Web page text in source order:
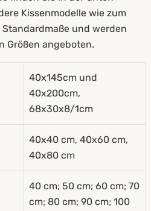
Kissenmodelle wie zum
und werden
Größen angeboten.
40x145cm und
40x200cm,
68x30x8/1cm
40x40 cm, 40x60 cm,
40x80 cm
40 cm; 50 cm; 60 cm; 70
cm; 80 cm; 90 cm; 100